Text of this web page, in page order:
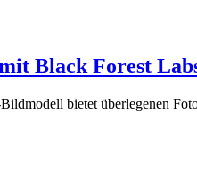
Black Forest
bietet überlegenen